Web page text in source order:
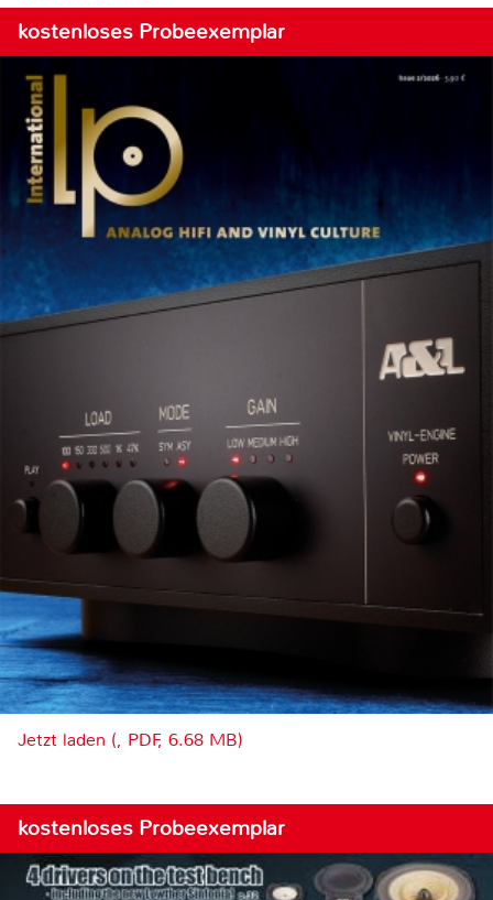
kostenloses Probeexemplar
Jetzt laden (, PDF, 6.68 MB)
kostenloses Probeexemplar